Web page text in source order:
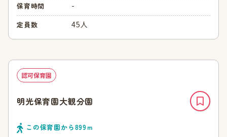
保育時間 -
定員数 45人
認可保育園
明光保育園大観分園
この保育園から899ｍ